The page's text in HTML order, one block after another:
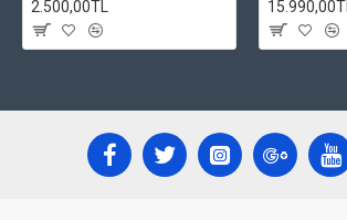
2.500,00TL
15.990,00TL